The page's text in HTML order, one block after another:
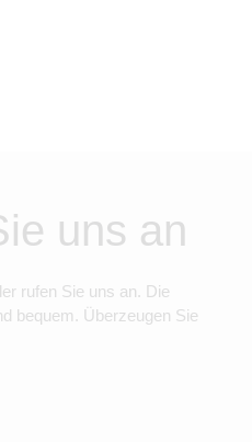
uns an
rufen Sie uns an. Die
bequem. Überzeugen Sie